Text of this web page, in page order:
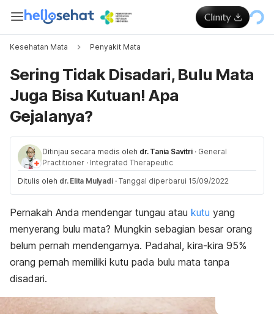
Kesehatan Mata Penyakit Mata
Sering Tidak Disadari, Bulu Mata
Juga Bisa Kutuan! Apa
Gejalanya?
Ditinjau secara medis oleh dr. Tania Savitri · General
Practitioner · Integrated Therapeutic
Ditulis oleh dr. Elita Mulyadi · Tanggal diperbarui 15/09/2022
Pernakah Anda mendengar tungau atau kutu yang
menyerang bulu mata? Mungkin sebagian besar orang
belum pernah mendengarnya. Padahal, kira-kira 95%
orang pernah memiliki kutu pada bulu mata tanpa
disadari.